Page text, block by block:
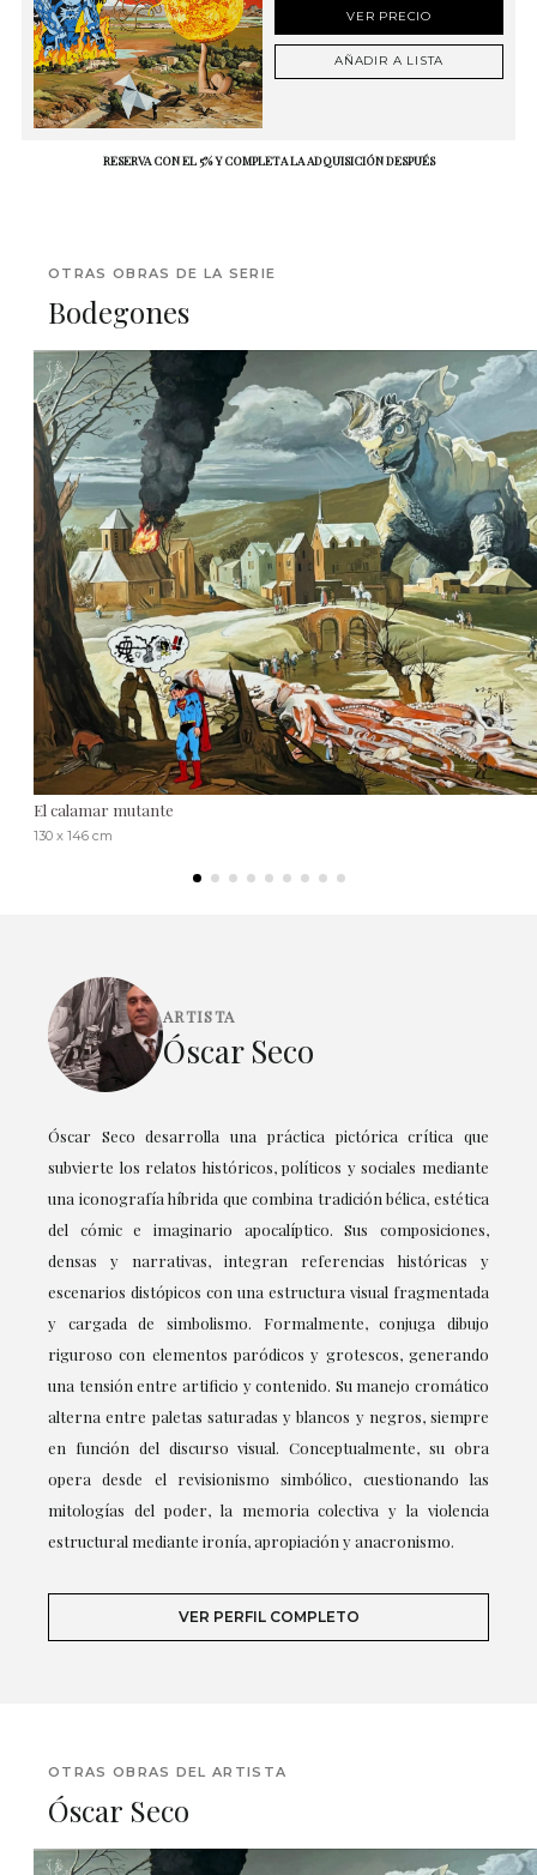
VER PRECIO
AÑADIR A LISTA
RESERVA CON EL 5% Y COMPLETA LA ADQUISICIÓN DESPUÉS
OTRAS OBRAS DE LA SERIE
Bodegones
El calamar mutante
130 x 146 cm
ARTISTA
Óscar Seco
Óscar Seco desarrolla una práctica pictórica crítica que
subvierte los relatos históricos, políticos y sociales mediante
una iconografía híbrida que combina tradición bélica, estética
del cómic e imaginario apocalíptico. Sus composiciones,
densas y narrativas, integran referencias históricas y
escenarios distópicos con una estructura visual fragmentada
y cargada de simbolismo. Formalmente, conjuga dibujo
riguroso con elementos paródicos y grotescos, generando
una tensión entre artificio y contenido. Su manejo cromático
alterna entre paletas saturadas y blancos y negros, siempre
en función del discurso visual. Conceptualmente, su obra
opera desde el revisionismo simbólico, cuestionando las
mitologías del poder, la memoria colectiva y la violencia
estructural mediante ironía, apropiación y anacronismo.
VER PERFIL COMPLETO
OTRAS OBRAS DEL ARTISTA
Óscar Seco